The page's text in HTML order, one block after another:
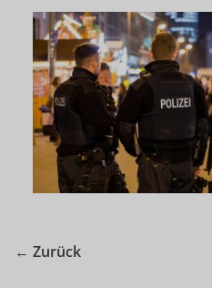
← Zurück